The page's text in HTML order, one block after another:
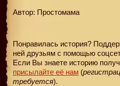
Автор: Простомама
Понравилась история?
ней друзьям с помощью
Если Вы знаете историю
присылайте её нам (
требуется).